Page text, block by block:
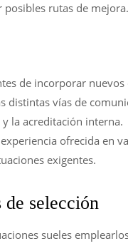
rutas de mejora.
de incorporar nuevos
distintas vías de
la acreditación interna.
ofrecida en
exigentes.
de selección
sueles